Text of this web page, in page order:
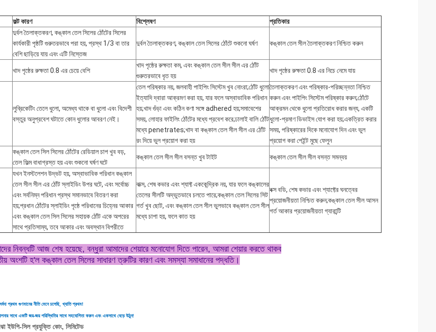
ফল্ট কারণ বিশ্লেষণ প্রতিকার
দুর্বল তৈলাক্তকরণ, কঙ্কাল তেল সিলের ঠোঁটের সিলের
কার্যকারী পৃষ্ঠটি গুরুতরভাবে পরা হয়, প্রস্থ 1/3 বা তার
বেশি ছাড়িয়ে যায় এবং এটি নিস্তেজ
দুর্বল তৈলাক্তকরণ, কঙ্কাল তেল সিলের ঠোঁটে শুকনো ঘর্ষণ কঙ্কাল তেল সীল তৈলাক্তকরণ নিশ্চিত করুন
খাদ পৃষ্ঠের রুক্ষতা 0.8 এর চেয়ে বেশি
খাদ পৃষ্ঠের রুক্ষতা কম, এবং কঙ্কাল তেল সীল সীল এর ঠোঁট
গুরুতরভাবে ধৃত হয়
খাদ পৃষ্ঠের রুক্ষতা 0.8 এর নিচে নেমে যায়
লুব্রিকেটিং তেলে ধুলো, অমেধ্য থাকে বা ধুলো এবং বিদেশী
বস্তুর অনুপ্রবেশ ঘটাতে কোন ধুলোর আবরণ নেই।
তেল পরিষ্কার নয়, জলবাহী পাইপিং সিস্টেম খুব নোংরা;ঠোঁট ধুলো
ইত্যাদি দ্বারা আক্রমণ করা হয়, যার ফলে অস্বাভাবিক পরিধান
হয়;খাদ গুঁড়া এবং কঠিন কণা সঙ্গে adhered হয়;সমাবেশের
সময়, লোহার ফাইলিং ঠোঁটের মধ্যে প্রবেশ করে;ঢালাই বালি ঠোঁট
মধ্যে penetrates;খাদ বা কঙ্কাল তেল সীল সীল এর ঠোঁট
রং দিয়ে ভুল প্রয়োগ করা হয়
তৈলাক্তকরণ এবং পরিষ্কার-পরিচ্ছন্নতা নিশ্চিত
করুন এবং পাইপিং সিস্টেম পরিষ্কার করুন;ঠোঁটে
আক্রমন থেকে ধুলো প্রতিরোধ করার জন্য, একটি
ধুলো-প্রমাণ ডিভাইস যোগ করা হয়;একত্রিত করার
সময়, পরিষ্কারের দিকে মনোযোগ দিন এবং ভুল
প্রয়োগ করা পেইন্ট মুছে ফেলুন
কঙ্কাল তেল সিল সিলের ঠোঁটের রেডিয়াল চাপ খুব বড়,
তেল ফিল্ম বাধাগ্রস্ত হয় এবং শুকনো ঘর্ষণ ঘটে
কঙ্কাল তেল সীল সীল বসন্ত খুব টাইট কঙ্কাল তেল সীল সীল বসন্ত সমন্বয়
যখন ইনস্টলেশন উদ্ভট হয়, অস্বাভাবিক পরিধান কঙ্কাল
তেল সীল সীল এর ঠোঁট স্লাইডিং উপর ঘটে, এবং সর্বোচ্চ
এবং সর্বনিম্ন পরিধান প্রস্থ সমানভাবে বিতরণ করা
হয়;প্রধান ঠোঁটের স্লাইডিং পৃষ্ঠে পরিধানের চিহ্নের আকার
এবং কঙ্কাল তেল সিল সিলের সহায়ক ঠোঁট একে অপরের
সাথে প্রতিসাম্য, তবে আকার এবং অবস্থান বিপরীতে
বাক্স, শেষ কভার এবং শ্যাফ্ট এককেন্দ্রিক নয়, যার ফলে কঙ্কালের
তেলের সীলটি অদ্ভুতভাবে চলতে পারে;কঙ্কাল তেল সিলের সিট
গর্ত খুব ছোট, এবং কঙ্কাল তেল সীল ভুলভাবে কঙ্কাল তেল সীল
মধ্যে চাপা হয়, ফলে কাত হয়
বক্স বডি, শেষ কভার এবং শ্যাফ্টের ঘনত্বের
প্রয়োজনীয়তা নিশ্চিত করুন;কঙ্কাল তেল সীল আসন
গর্ত আকার প্রয়োজনীয়তা গ্যারান্টি
নিবন্ধটি আজ শেষ হয়েছে, বন্ধুরা আমাদের শেয়ারে মনোযোগ দিতে পারেন, আমরা শেয়ার করতে থাকব
অংশটি হ'ল কঙ্কাল তেল সিলের সাধারণ ত্রুটির কারণ এবং সমস্যা সমাধানের পদ্ধতি।
প্রথম গুণমানের নীতি মেনে চলেছি, খ্যাতি প্রথম!
সাথে একটি জয়-জয় পরিস্থিতির সাথে সহযোগিতা করুন এবং একসাথে বেড়ে উঠুন!
ইউপি-সিল প্রযুক্তি কোং, লিমিটেড